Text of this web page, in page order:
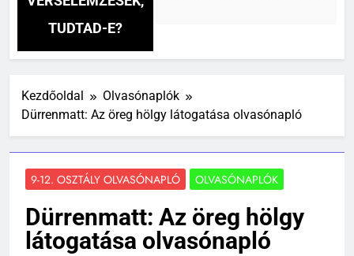
TUDTAD-E?
Kezdőoldal
Olvasónaplók
Dürrenmatt: Az öreg hölgy látogatása olvasónapló
9-12. OSZTÁLY OLVASÓNAPLÓ OLVASÓNAPLÓK
Dürrenmatt: Az öreg hölgy
látogatása olvasónapló